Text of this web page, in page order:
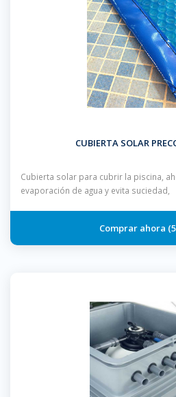
CUBIERTA SOLAR
Cubierta solar para cubrir la piscina,
evaporación de agua y evita suciedad,